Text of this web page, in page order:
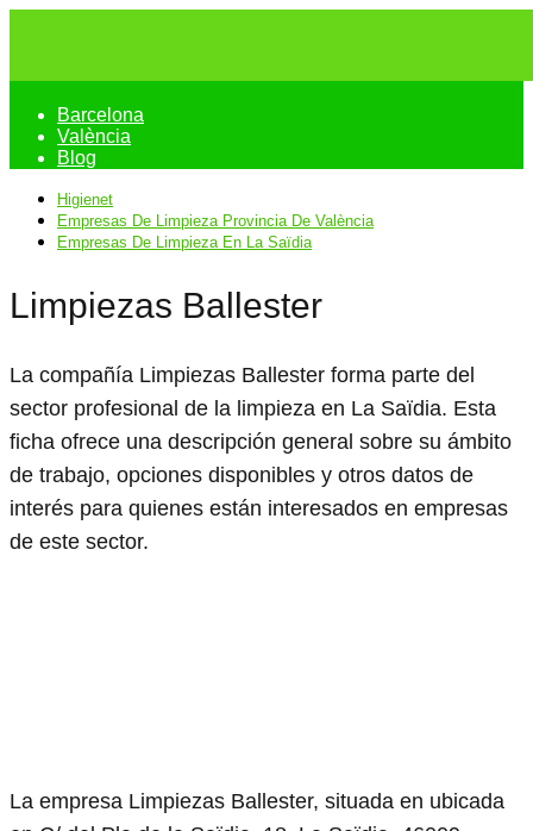
Barcelona
València
Blog
Higienet
Empresas De Limpieza Provincia De València
Empresas De Limpieza En La Saïdia
Limpiezas Ballester
La compañía Limpiezas Ballester forma parte del
sector profesional de la limpieza en La Saïdia. Esta
ficha ofrece una descripción general sobre su ámbito
de trabajo, opciones disponibles y otros datos de
interés para quienes están interesados en empresas
de este sector.
La empresa Limpiezas Ballester, situada en ubicada